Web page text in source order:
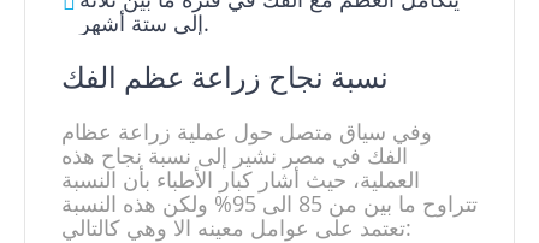
إلى ستة أشهر.
نسبة نجاح زراعة عظم الفك
وفي سياق متصل حول عملية زراعة عظام
الفك في مصر نشير إلى نسبة نجاح هذه
العملية، حيث أشار كبار الأطباء بأن النسبة
تتراوح ما بين من 85 الى 95% ولكن هذه النسبة
تعتمد على عوامل معينه الا وهي كالتالي: